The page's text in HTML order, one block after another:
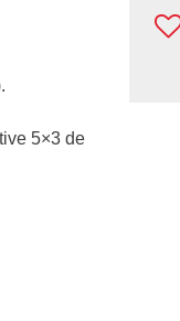
5×3 de